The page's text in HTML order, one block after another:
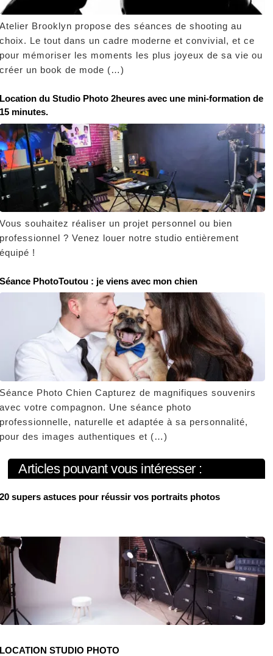
Brooklyn propose des séances de shooting au
Le tout dans un cadre moderne et convivial, et ce
mémoriser les moments les plus joyeux de sa vie ou
un book de mode (…)
du Studio Photo 2heures avec une mini-formation de
minutes.
souhaitez réaliser un projet personnel ou bien
? Venez louer notre studio entièrement
!
PhotoToutou : je viens avec mon chien
Photo Chien Capturez de magnifiques souvenirs
votre compagnon. Une séance photo
naturelle et adaptée à sa personnalité,
des images authentiques et (…)
Articles pouvant vous intéresser :
supers astuces pour réussir vos portraits photos
STUDIO PHOTO